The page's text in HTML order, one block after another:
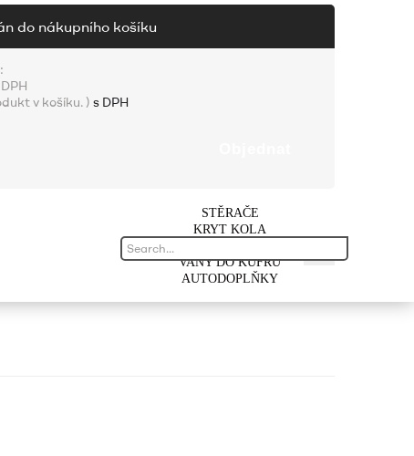
do nákupního košíku
v košíku. ) s DPH
STĚRAČE
KRYT KOLA
VANY DO KUFRU
AUTODOPLŇKY